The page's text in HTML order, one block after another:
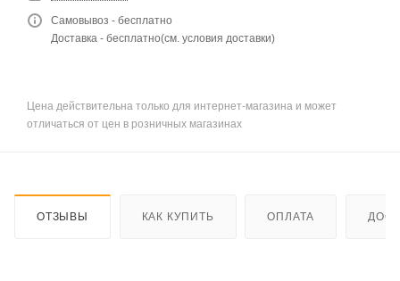
Самовывоз - бесплатно
Доставка - бесплатно(см. условия доставки)
Цена действительна только для интернет-магазина и может
отличаться от цен в розничных магазинах
ОТЗЫВЫ КАК КУПИТЬ ОПЛАТА